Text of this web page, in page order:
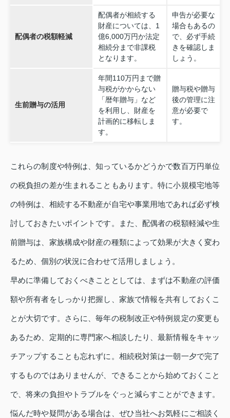
配偶者の税額軽減
配偶者が相続する
財産については、1
億6,000万円か法定
相続分まで非課税
となります。
申告が必要な
場合もあるの
で、必ず手続
きを確認しま
しょう。
生前贈与の活用
年間110万円まで贈
与税がかからない
「暦年贈与」など
を利用し、財産を
計画的に移転しま
す。
贈与税や贈与
後の管理に注
意が必要で
す。
これらの制度や特例は、知っているかどうかで数百万円単位
の税負担の差が生まれることもあります。特に小規模宅地等
の特例は、相続する不動産が自宅や事業用地であれば必ず検
討しておきたいポイントです。また、配偶者の税額軽減や生
前贈与は、家族構成や財産の種類によって効果が大きく変わ
るため、個別の状況に合わせて活用しましょう。
早めに準備しておくべきこととしては、まずは不動産の評価
額や所有者をしっかり把握し、家族で情報を共有しておくこ
とが大切です。さらに、毎年の税制改正や特例規定の変更も
あるため、定期的に専門家へ相談したり、最新情報をキャッ
チアップすることも忘れずに。相続税対策は一朝一夕で完了
するものではありませんが、できることから始めておくこと
で、将来の負担やトラブルをぐっと減らすことができます。
悩んだ時や疑問がある場合は、ぜひ当社へお気軽にご相談く